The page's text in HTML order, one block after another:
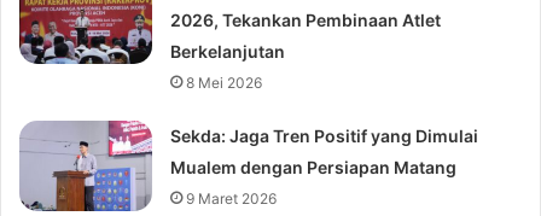
2026, Tekankan Pembinaan Atlet
Berkelanjutan
8 Mei 2026
Sekda: Jaga Tren Positif yang Dimulai
Mualem dengan Persiapan Matang
9 Maret 2026